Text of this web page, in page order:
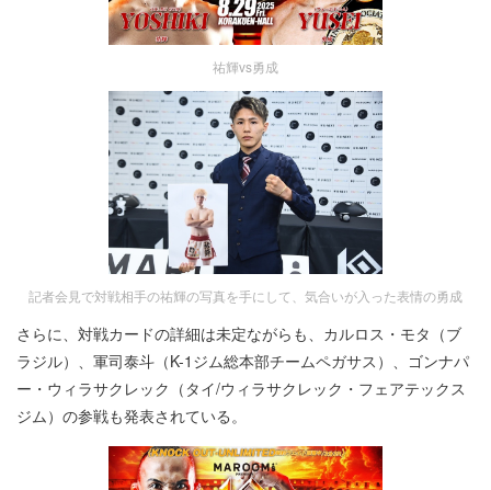
祐輝vs勇成
記者会見で対戦相手の祐輝の写真を手にして、気合いが入った表情の勇成
さらに、対戦カードの詳細は未定ながらも、カルロス・モタ（ブ
ラジル）、軍司泰斗（K-1ジム総本部チームペガサス）、ゴンナパ
ー・ウィラサクレック（タイ/ウィラサクレック・フェアテックス
ジム）の参戦も発表されている。